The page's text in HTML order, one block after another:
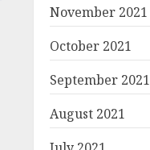
November 2021
October 2021
September 2021
August 2021